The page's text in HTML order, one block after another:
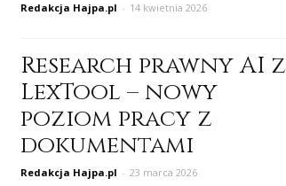
Redakcja Hajpa.pl - 14 kwietnia 2026
Research prawny AI z
LexTool – nowy
poziom pracy z
dokumentami
Redakcja Hajpa.pl - 23 marca 2026